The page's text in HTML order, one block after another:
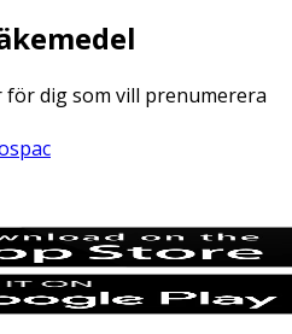
dig som vill prenumerera